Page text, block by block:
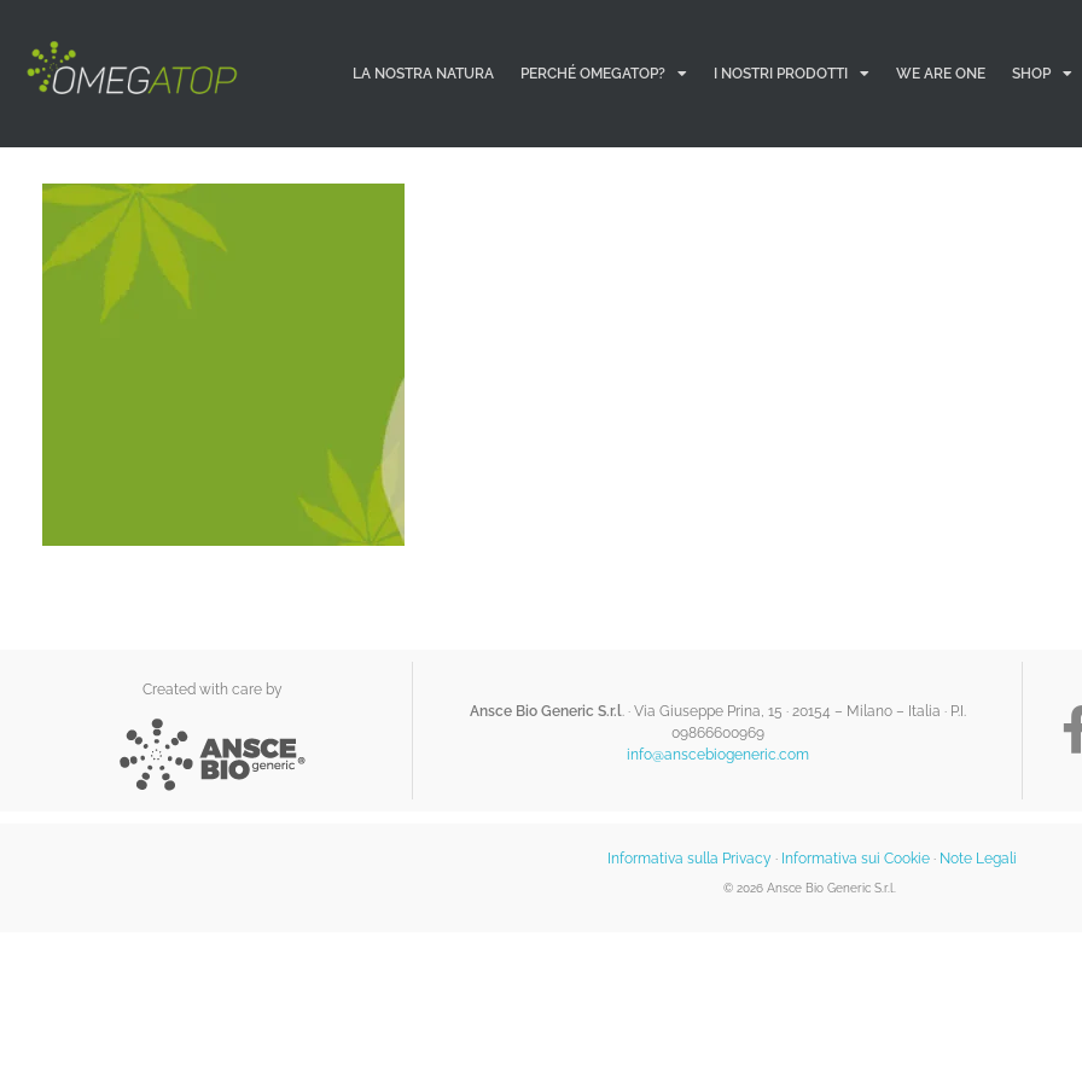
LA NOSTRA NATURA PERCHÉ OMEGATOP? I NOSTRI PRODOTTI WE ARE ONE SHOP
Created with care by
Ansce Bio Generic S.r.l . · Via Giuseppe Prina, 15 · 20154 – Milano – Italia · P.I.
09866600969
info@anscebiogeneric.com
Informativa sulla Privacy · Informativa sui Cookie· Note Legali
© 2026 Ansce Bio Generic S.r.l.